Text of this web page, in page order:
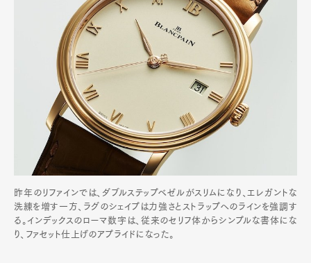
昨年のリファインでは、ダブルステップベゼルがスリムになり、エレガントな
洗練を増す一方、ラグのシェイプは力強さとストラップへのラインを強調す
る。インデックスのローマ数字は、従来のセリフ体からシンプルな書体にな
り、ファセット仕上げのアプライドになった。